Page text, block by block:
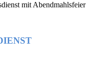
mit Abendmahlsfeier